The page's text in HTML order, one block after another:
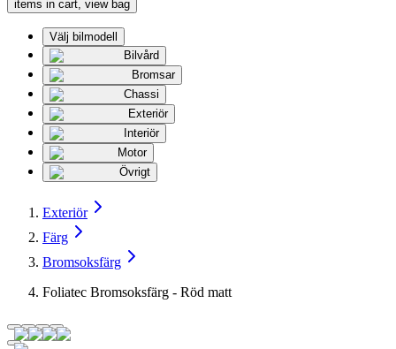
items in cart, view bag
Välj bilmodell
Bilvård
Bromsar
Chassi
Exteriör
Interiör
Motor
Övrigt
Exteriör
Färg
Bromsoksfärg
Foliatec Bromsoksfärg - Röd matt